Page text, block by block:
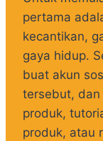
pertama
kecantikan,
gaya hidup.
buat akun
tersebut, dan
produk,
produk, atau